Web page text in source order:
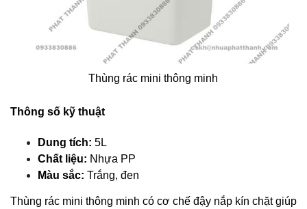
Thùng rác mini thông minh
Thông số kỹ thuật
Dung tích: 5L
Chất liệu: Nhựa PP
Màu sắc: Trắng, đen
Thùng rác mini thông minh có cơ chế đậy nắp kín chặt giúp